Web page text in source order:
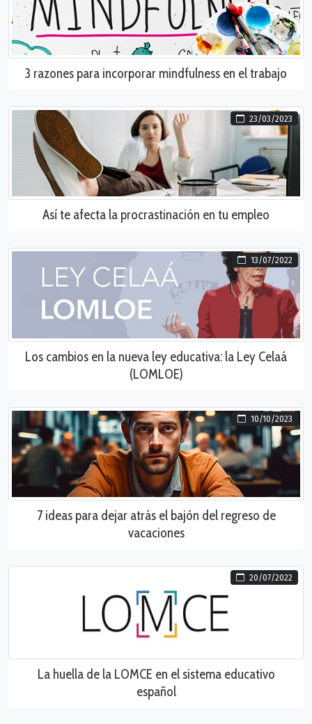
3 razones para incorporar mindfulness en el trabajo
23/03/2023
Así te afecta la procrastinación en tu empleo
13/07/2022
Los cambios en la nueva ley educativa: la Ley Celaá
(LOMLOE)
10/10/2023
7 ideas para dejar atrás el bajón del regreso de
vacaciones
20/07/2022
La huella de la LOMCE en el sistema educativo
español